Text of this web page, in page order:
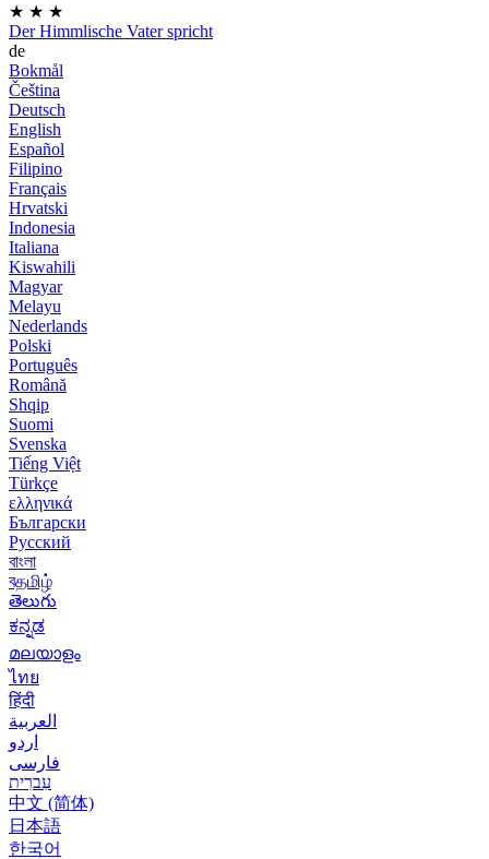
★ ★ ★
Der Himmlische Vater spricht
de
Bokmål
Čeština
Deutsch
English
Español
Filipino
Français
Hrvatski
Indonesia
Italiana
Kiswahili
Magyar
Melayu
Nederlands
Polski
Português
Română
Shqip
Suomi
Svenska
Tiếng Việt
Türkçe
ελληνικά
Български
Русский
বাংলা
বதமிழ்
తెలుగు
ಕನ್ನಡ
മലയാളം
ไทย
हिंदी
العربية
اردو
فارسی
עִברִית
中文 (简体)
日本語
한국어